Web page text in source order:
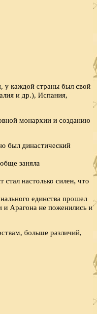
у каждой страны был свой
и др.), Испания,
монархии и созданию
был династический
заняла
настолько силен, что
единства прошел
и Арагона не поженились и
больше различий,